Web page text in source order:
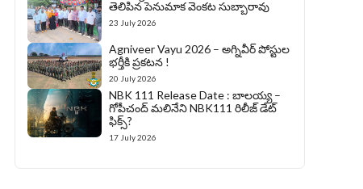
తెలిపిన పెనుమాక వెంకట సుబ్బారావు
23 July 2026
Agniveer Vayu 2026 – అగ్నివీర్‌ పోస్టుల
భర్తీకి ప్రకటన !
20 July 2026
NBK 111 Release Date : బాలయ్య –
గోపీచంద్ మలినేని NBK111 రిలీజ్ డేట్
ఫిక్స్?
17 July 2026